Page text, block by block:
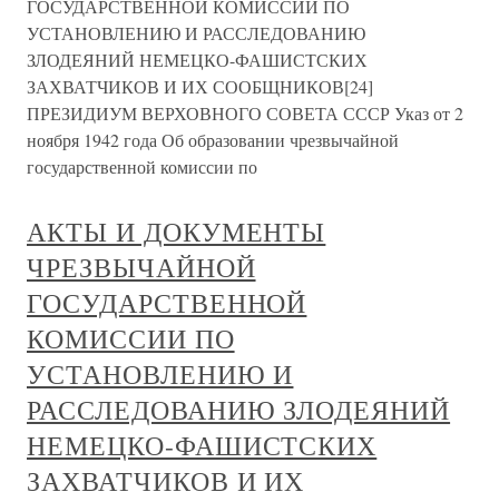
ГОСУДАРСТВЕННОЙ КОМИССИИ ПО
УСТАНОВЛЕНИЮ И РАССЛЕДОВАНИЮ
ЗЛОДЕЯНИЙ НЕМЕЦКО-ФАШИСТСКИХ
ЗАХВАТЧИКОВ И ИХ СООБЩНИКОВ[24]
ПРЕЗИДИУМ ВЕРХОВНОГО СОВЕТА СССР Указ от 2
ноября 1942 года Об образовании чрезвычайной
государственной комиссии по
АКТЫ И ДОКУМЕНТЫ
ЧРЕЗВЫЧАЙНОЙ
ГОСУДАРСТВЕННОЙ
КОМИССИИ ПО
УСТАНОВЛЕНИЮ И
РАССЛЕДОВАНИЮ ЗЛОДЕЯНИЙ
НЕМЕЦКО-ФАШИСТСКИХ
ЗАХВАТЧИКОВ И ИХ